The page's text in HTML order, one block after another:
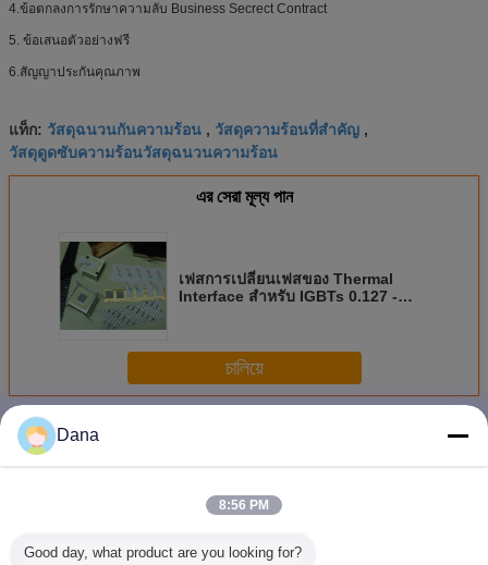
4.ข้อตกลงการรักษาความลับ Business Secrect Contract
5. ข้อเสนอตัวอย่างฟรี
6.สัญญาประกันคุณภาพ
แท็ก: วัสดุฉนวนกันความร้อน , วัสดุความร้อนที่สำคัญ ,
วัสดุดูดซับความร้อนวัสดุฉนวนความร้อน
এর সেরা মূল্য পান
เฟสการเปลี่ยนเฟสของ Thermal
Interface สำหรับ IGBTs 0.127 -
চালিয়ে
มากกว่าการเปลี่ยนวัสดุ
วัสดุที่เปลี่ยนระยะ
วัสดุเปลี่ยนเฟส 2.5
Dana
8:56 PM
Good day, what product are you looking for?